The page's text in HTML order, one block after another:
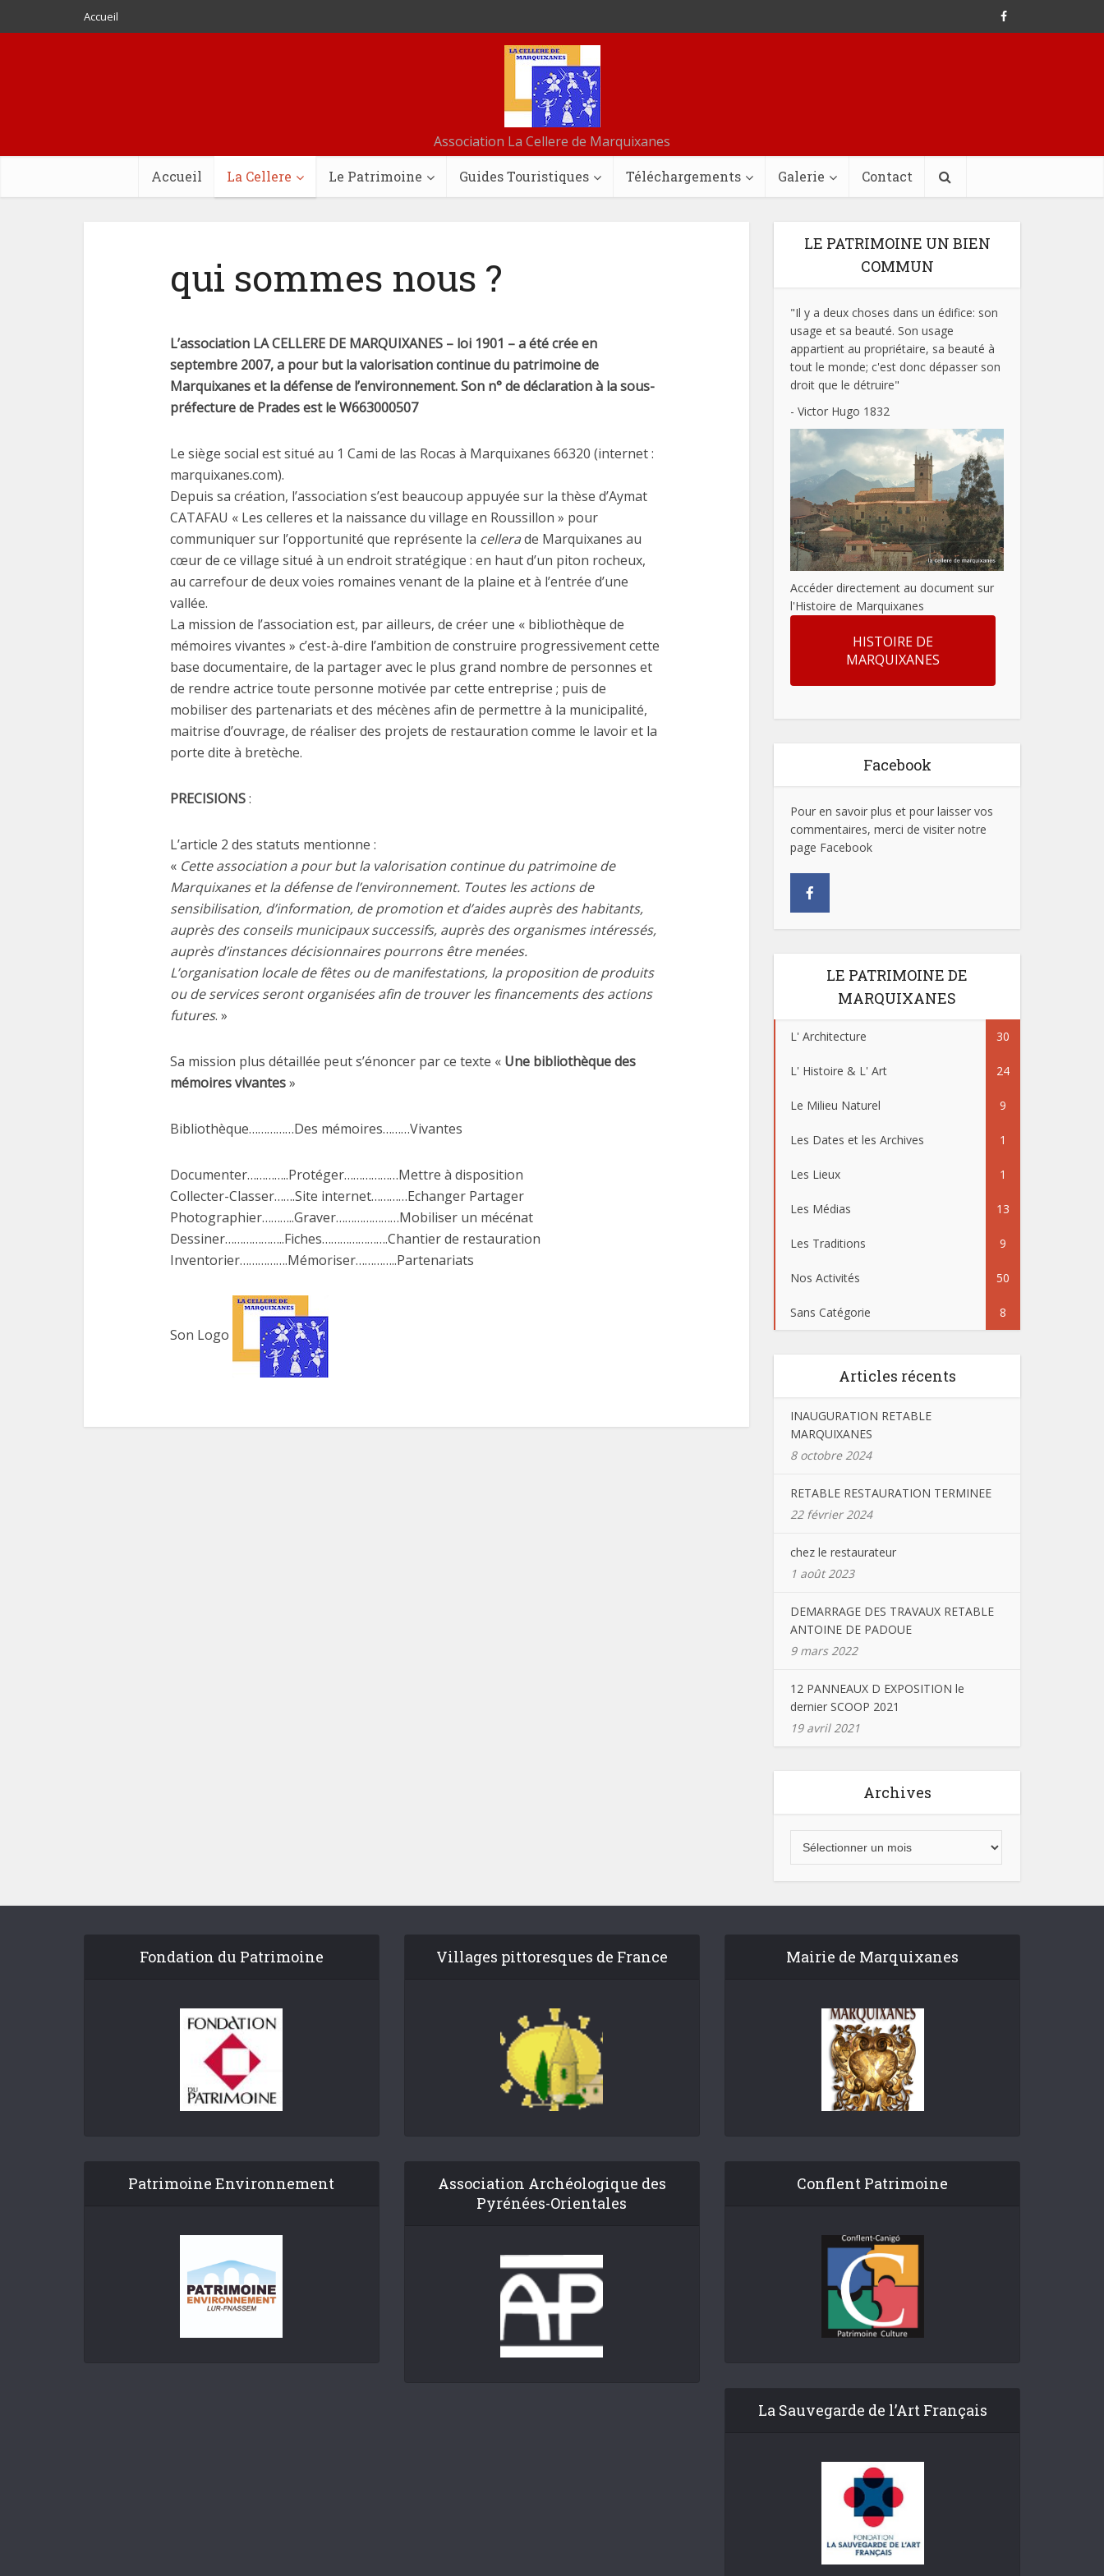
Accueil
Association La Cellere de Marquixanes
Accueil La Cellere Le Patrimoine Guides Touristiques Téléchargements Galerie Contact
qui sommes nous ?
L’association LA CELLERE DE MARQUIXANES – loi 1901 – a été crée en
septembre 2007, a pour but la valorisation continue du patrimoine de
Marquixanes et la défense de l’environnement. Son n° de déclaration à la sous-
préfecture de Prades est le W663000507
Le siège social est situé au 1 Cami de las Rocas à Marquixanes 66320 (internet :
marquixanes.com).
Depuis sa création, l’association s’est beaucoup appuyée sur la thèse d’Aymat
CATAFAU « Les celleres et la naissance du village en Roussillon » pour
communiquer sur l’opportunité que représente la cellerade Marquixanes au
cœur de ce village situé à un endroit stratégique : en haut d’un piton rocheux,
au carrefour de deux voies romaines venant de la plaine et à l’entrée d’une
vallée.
La mission de l’association est, par ailleurs, de créer une « bibliothèque de
mémoires vivantes » c’est-à-dire l’ambition de construire progressivement cette
base documentaire, de la partager avec le plus grand nombre de personnes et
de rendre actrice toute personne motivée par cette entreprise ; puis de
mobiliser des partenariats et des mécènes afin de permettre à la municipalité,
maitrise d’ouvrage, de réaliser des projets de restauration comme le lavoir et la
porte dite à bretèche.
PRECISIONS:
L’article 2 des statuts mentionne :
« Cette association a pour but la valorisation continue du patrimoine de
Marquixanes et la défense de l’environnement. Toutes les actions de
sensibilisation, d’information, de promotion et d’aides auprès des habitants,
auprès des conseils municipaux successifs, auprès des organismes intéressés,
auprès d’instances décisionnaires pourrons être menées.
L’organisation locale de fêtes ou de manifestations, la proposition de produits
ou de services seront organisées afin de trouver les financements des actions
futures. »
Sa mission plus détaillée peut s’énoncer par ce texte « Une bibliothèque des
mémoires vivantes»
Bibliothèque……………Des mémoires………Vivantes
Documenter…………..Protéger………………Mettre à disposition
Collecter-Classer…….Site internet…………Echanger Partager
Photographier………..Graver…………………Mobiliser un mécénat
Dessiner………………..Fiches………………….Chantier de restauration
Inventorier…………….Mémoriser…………..Partenariats
Son Logo
LE PATRIMOINE UN BIEN
COMMUN
"Il y a deux choses dans un édifice: son
usage et sa beauté. Son usage
appartient au propriétaire, sa beauté à
tout le monde; c'est donc dépasser son
droit que le détruire"
- Victor Hugo 1832
Accéder directement au document sur
l'Histoire de Marquixanes
HISTOIRE DE
MARQUIXANES
Facebook
Pour en savoir plus et pour laisser vos
commentaires, merci de visiter notre
page Facebook
LE PATRIMOINE DE
MARQUIXANES
L' Architecture 30
L' Histoire & L' Art 24
Le Milieu Naturel 9
Les Dates et les Archives 1
Les Lieux 1
Les Médias 13
Les Traditions 9
Nos Activités 50
Sans Catégorie 8
Articles récents
INAUGURATION RETABLE
MARQUIXANES
8 octobre 2024
RETABLE RESTAURATION TERMINEE
22 février 2024
chez le restaurateur
1 août 2023
DEMARRAGE DES TRAVAUX RETABLE
ANTOINE DE PADOUE
9 mars 2022
12 PANNEAUX D EXPOSITION le
dernier SCOOP 2021
19 avril 2021
Archives
Fondation du Patrimoine
Patrimoine Environnement
Villages pittoresques de France
Association Archéologique des
Pyrénées-Orientales
Mairie de Marquixanes
Conflent Patrimoine
La Sauvegarde de l’Art Français